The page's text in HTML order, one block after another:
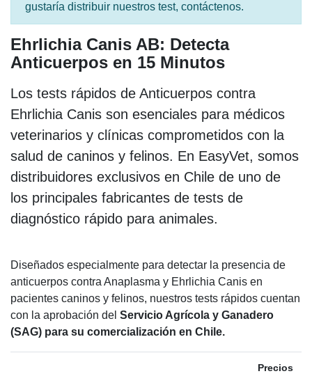
gustaría distribuir nuestros test, contáctenos.
Ehrlichia Canis AB: Detecta
Anticuerpos en 15 Minutos
Los tests rápidos de Anticuerpos contra
Ehrlichia Canis son esenciales para médicos
veterinarios y clínicas comprometidos con la
salud de caninos y felinos. En EasyVet, somos
distribuidores exclusivos en Chile de uno de
los principales fabricantes de tests de
diagnóstico rápido para animales.
Diseñados especialmente para detectar la presencia de
anticuerpos contra Anaplasma y Ehrlichia Canis en
pacientes caninos y felinos, nuestros tests rápidos cuentan
con la aprobación del Servicio Agrícola y Ganadero
(SAG) para su comercialización en Chile.
Precios